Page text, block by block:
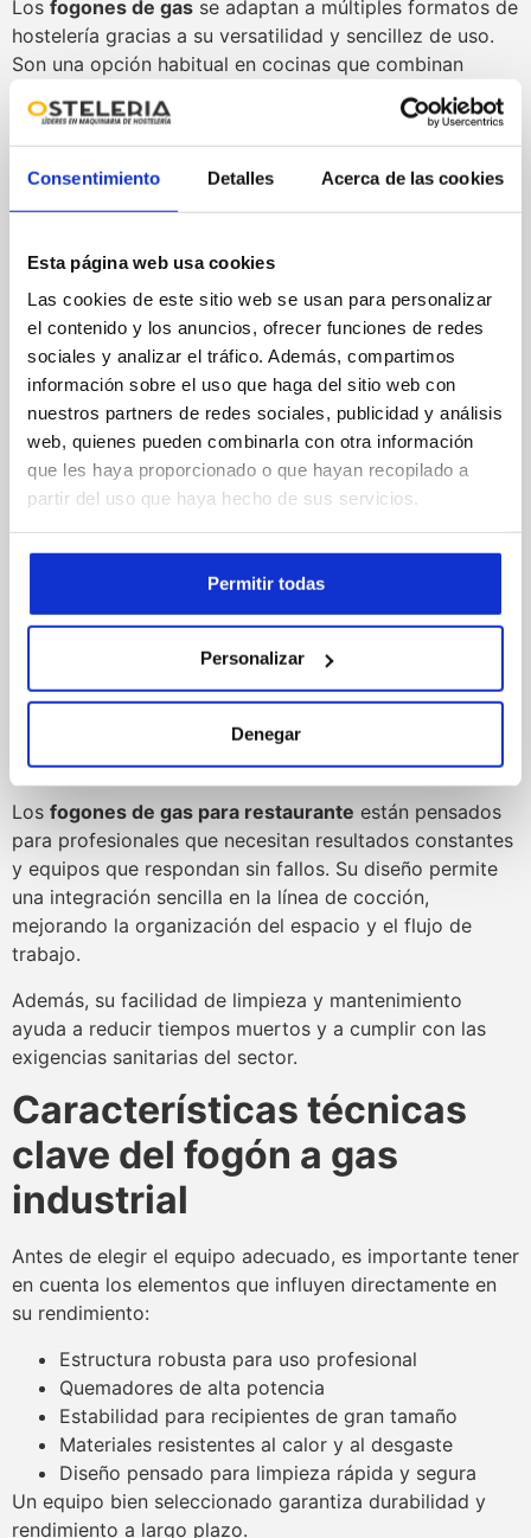
Consentimiento Detalles Acerca de las cookies
Esta página web usa cookies
Las cookies de este sitio web se usan para personalizar
el contenido y los anuncios, ofrecer funciones de redes
sociales y analizar el tráfico. Además, compartimos
información sobre el uso que haga del sitio web con
nuestros partners de redes sociales, publicidad y análisis
web, quienes pueden combinarla con otra información
que les haya proporcionado o que hayan recopilado a
partir del uso que haya hecho de sus servicios.
Permitir todas
Personalizar
Denegar
Los fogones de gas se adaptan a múltiples formatos de
hostelería gracias a su versatilidad y sencillez de uso.
Son una opción habitual en cocinas que combinan
producción tradicional con alta demanda diaria.
Restaurantes con alta carga de
trabajo
constante durante servicios prolongados, asegurando
potencia suficiente incluso en horas punta.
Bares y cocinas profesionales
En espacios donde se necesita calor rápido y continuo,
este tipo de equipo facilita el trabajo con preparaciones
que requieren fuego directo y estable.
Hoteles y colectividades
Elfogon industrial a gases ideal para cocinar grandes
volúmenes sin comprometer la seguridad ni la eficiencia
del servicio.
Fogones de gas para
restaurante: eficiencia y
rendimiento real
Los fogones de gas para restaurante están pensados
para profesionales que necesitan resultados constantes
y equipos que respondan sin fallos. Su diseño permite
una integración sencilla en la línea de cocción,
mejorando la organización del espacio y el flujo de
trabajo.
Además, su facilidad de limpieza y mantenimiento
ayuda a reducir tiempos muertos y a cumplir con las
exigencias sanitarias del sector.
Características técnicas
clave del fogón a gas
industrial
Antes de elegir el equipo adecuado, es importante tener
en cuenta los elementos que influyen directamente en
su rendimiento:
Estructura robusta para uso profesional
Quemadores de alta potencia
Estabilidad para recipientes de gran tamaño
Materiales resistentes al calor y al desgaste
Diseño pensado para limpieza rápida y segura
Un equipo bien seleccionado garantiza durabilidad y
rendimiento a largo plazo.